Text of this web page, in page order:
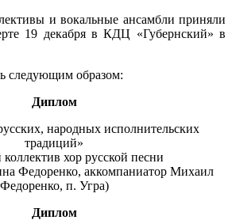
и вокальные ансамбли приняли
19 декабря в КДЦ «Губернский» в
следующим образом:
Диплом
народных исполнительских
традиций»
хор русской песни
Федоренко, аккомпаниатор Михаил
Федоренко, п. Угра)
Диплом